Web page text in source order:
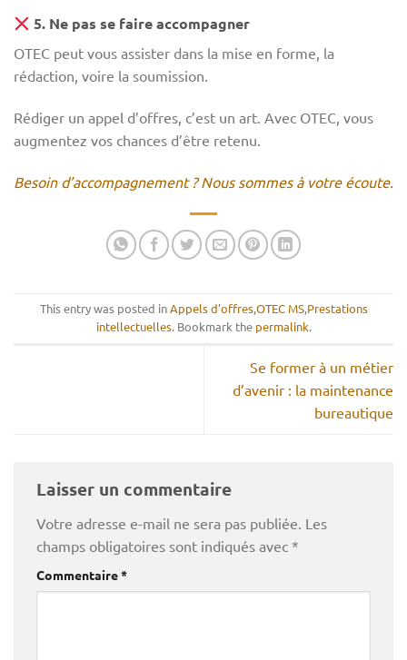
5. Ne pas se faire accompagner
OTEC peut vous assister dans la mise en forme, la
rédaction, voire la soumission.
Rédiger un appel d’offres, c’est un art. Avec OTEC, vous
augmentez vos chances d’être retenu.
Besoin d’accompagnement ? Nous sommes à votre écoute.
This entry was posted inAppels d'offres,OTEC MS,Prestations
intellectuelles. Bookmark the permalink.
Se former à un métier
d’avenir : la maintenance
bureautique
Laisser un commentaire
Votre adresse e-mail ne sera pas publiée. Les
champs obligatoires sont indiqués avec *
Commentaire*